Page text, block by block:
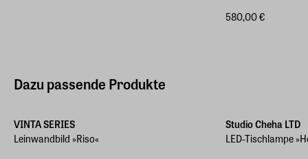
580,00 €
Dazu passende Produkte
Verschiedene Größen
VINTA SERIES
Leinwandbild »Riso«
Studio Cheha LTD
LED-Tischlampe